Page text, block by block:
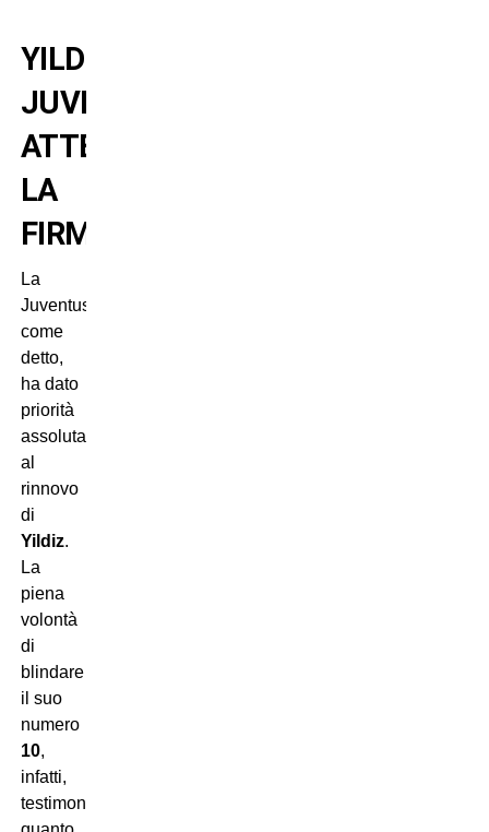
YILDIZ-
JUVENTUS:
ATTESA
LA
FIRMA
La
Juventus,
come
detto,
ha dato
priorità
assoluta
al
rinnovo
di
Yildiz.
La
piena
volontà
di
blindare
il suo
numero
10,
infatti,
testimonia